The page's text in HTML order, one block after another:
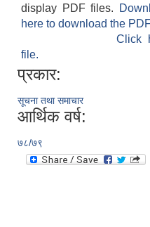
display PDF files.
here to download the
Click
file.
प्रकार:
सूचना तथा समाचार
आर्थिक वर्ष:
७८/७९